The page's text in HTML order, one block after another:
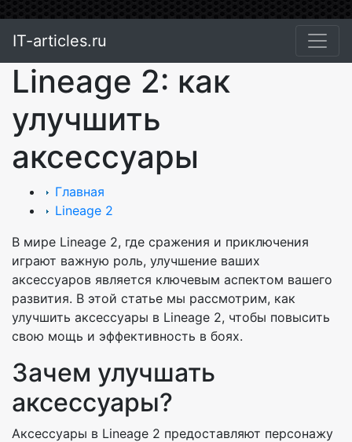
IT-articles.ru
Lineage 2: как
улучшить
аксессуары
Главная
Lineage 2
В мире Lineage 2, где сражения и приключения
играют важную роль, улучшение ваших
аксессуаров является ключевым аспектом вашего
развития. В этой статье мы рассмотрим, как
улучшить аксессуары в Lineage 2, чтобы повысить
свою мощь и эффективность в боях.
Зачем улучшать
аксессуары?
Аксессуары в Lineage 2 предоставляют персонажу